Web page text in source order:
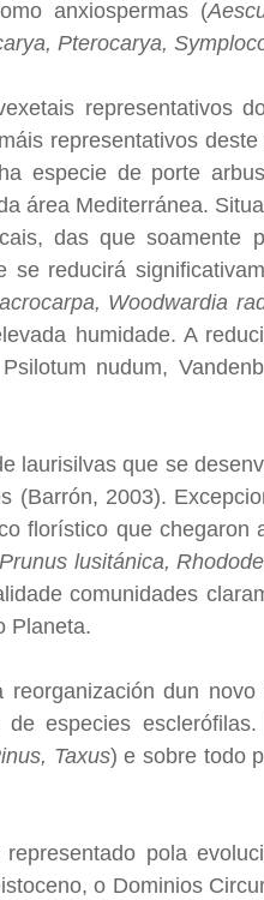
anxiospermas (
Pterocarya,
representativos
representativos
especie de porte
área Mediterránea.
das que soamente
se reducirá
Woodwardia
humidade. A
nudum,
laurisilvas que se
(Barrón, 2003).
florístico que chegaron
lusitánica,
comunidades
Planeta.
dun
especies
Taxus) e sobre todo
pola
o Dominios